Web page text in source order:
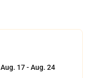
Aug. 17 - Aug. 24